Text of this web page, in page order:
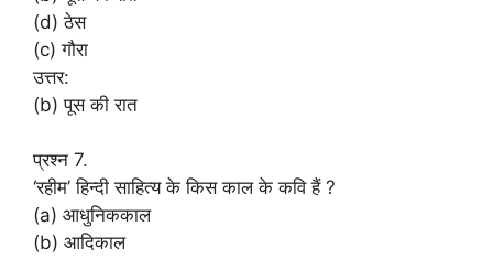
(d) ठेस
(c) गौरा
उत्तर:
(b) पूस की रात
प्रश्न 7.
‘रहीम’ हिन्दी साहित्य के किस काल के कवि हैं ?
(a) आधुनिककाल
(b) आदिकाल